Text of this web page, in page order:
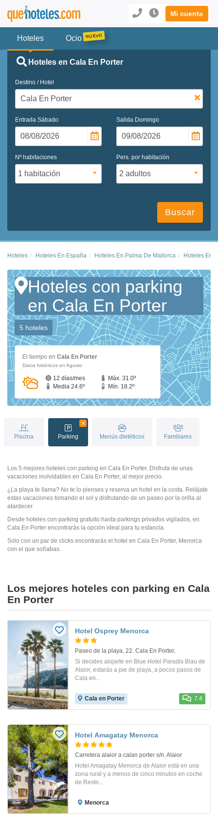
Mi cuenta
Hoteles Ocio
Hoteles en Cala En Porter
Destino / Hotel
Entrada Sábado Salida Domingo
Nº habitaciones Pers. por habitación
Buscar
Hoteles Hoteles En España Hoteles En Palma De Mallorca Hoteles En
Hoteles con parking
en Cala En Porter
5 hoteles
El tiempo en Cala En Porter
Datos históricos en Agosto
12 días/mes
Máx. 31.0º
Media 24.6º
Mín. 18.2º
Piscina Parking Menús dietéticos Familiares
Los 5 mejores hoteles con parking en Cala En Porter. Disfruta de unas
vacaciones inolvidables en Cala En Porter, al mejor precio.
¿La playa te llama? No te lo pienses y reserva un hotel en la costa. Relájate
estas vacaciones tomando el sol y disfrutando de un paseo por la orilla al
atardecer.
Desde hoteles con parking gratuito hasta parkings privados vigilados, en
Cala En Porter encontrarás la opción ideal para tu estancia.
Solo con un par de clicks encontrarás el hotel en Cala En Porter, Menorca
con el que soñabas.
Los mejores hoteles con parking en Cala
En Porter
Hotel Osprey Menorca
Paseo de la playa, 22. Cala En Porter,
Si decides alojarte en Blue Hotel Paradis Blau de
Alaior, estarás a pie de playa, a pocos pasos de
Cala en...
Cala en Porter 7.4
Hotel Amagatay Menorca
Carretera alaior a calan porter s/n. Alaior
Hotel Amagatay Menorca de Alaior está en una
zona rural y a menos de cinco minutos en coche
de Resto...
Menorca